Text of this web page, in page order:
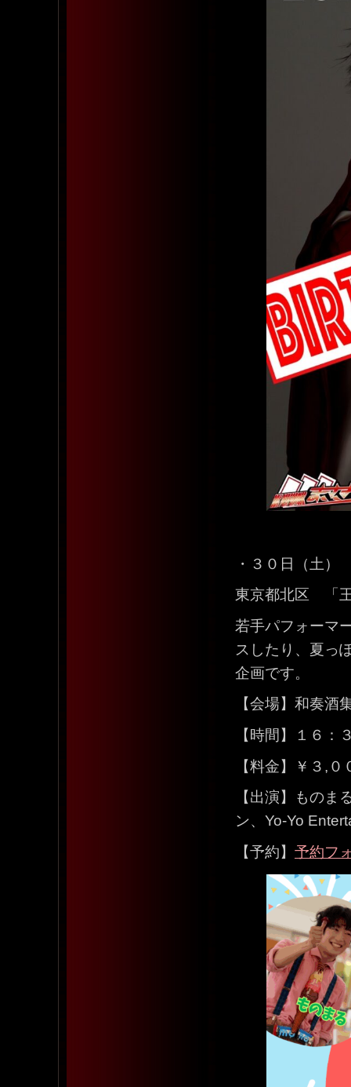
・３０日（土）
東京都北区 「
若手パフォーマ
スしたり、夏っ
企画です。
【会場】和奏酒
【時間】１６：
【料金】￥３,
【出演】ものま
ン、Yo-Yo
【予約】 予約フ